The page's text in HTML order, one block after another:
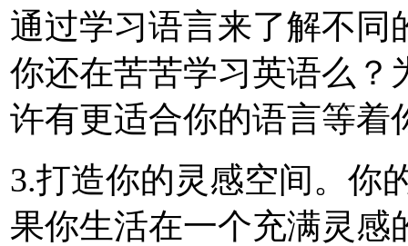
通过学习语言来了解不同
你还在苦苦学习英语么？
许有更适合你的语言等着
3.打造你的灵感空间。你
果你生活在一个充满灵感